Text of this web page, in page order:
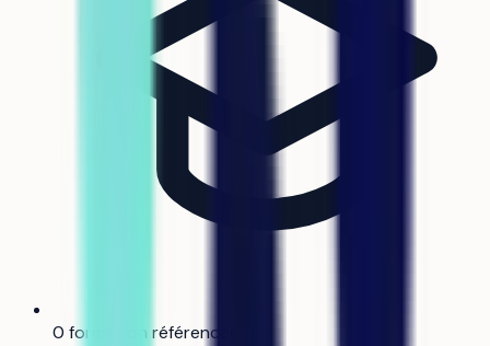
0 formation référencée